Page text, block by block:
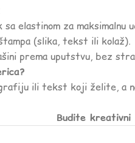
sa elastinom za maksimalnu
(slika, tekst ili kolaž).
prema uputstvu, bez
ili tekst koji želite, a
Budite kreativni